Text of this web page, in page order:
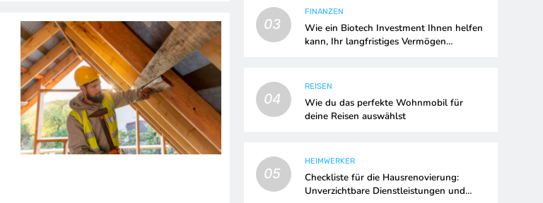
03
FINANZEN
Wie ein Biotech Investment Ihnen helfen
kann, Ihr langfristiges Vermögen
04
REISEN
Wie du das perfekte Wohnmobil für
deine Reisen auswählst
05
HEIMWERKER
Checkliste für die Hausrenovierung:
Unverzichtbare Dienstleistungen und